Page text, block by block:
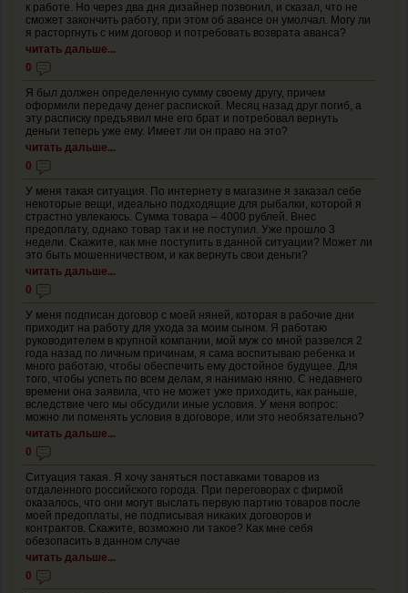
к работе. Но через два дня дизайнер позвонил, и сказал, что не
сможет закончить работу, при этом об авансе он умолчал. Могу ли
я расторгнуть с ним договор и потребовать возврата аванса?
читать дальше...
0
Я был должен определенную сумму своему другу, причем
оформили передачу денег распиской. Месяц назад друг погиб, а
эту расписку предъявил мне его брат и потребовал вернуть
деньги теперь уже ему. Имеет ли он право на это?
читать дальше...
0
У меня такая ситуация. По интернету в магазине я заказал себе
некоторые вещи, идеально подходящие для рыбалки, которой я
страстно увлекаюсь. Сумма товара – 4000 рублей. Внес
предоплату, однако товар так и не поступил. Уже прошло 3
недели. Скажите, как мне поступить в данной ситуации? Может ли
это быть мошенничеством, и как вернуть свои деньги?
читать дальше...
0
У меня подписан договор с моей няней, которая в рабочие дни
приходит на работу для ухода за моим сыном. Я работаю
руководителем в крупной компании, мой муж со мной развелся 2
года назад по личным причинам, я сама воспитываю ребенка и
много работаю, чтобы обеспечить ему достойное будущее. Для
того, чтобы успеть по всем делам, я нанимаю няню. С недавнего
времени она заявила, что не может уже приходить, как раньше,
вследствие чего мы обсудили иные условия. У меня вопрос:
можно ли поменять условия в договоре, или это необязательно?
читать дальше...
0
Ситуация такая. Я хочу заняться поставками товаров из
отдаленного российского города. При переговорах с фирмой
оказалось, что они могут выслать первую партию товаров после
моей предоплаты, не подписывая никаких договоров и
контрактов. Скажите, возможно ли такое? Как мне себя
обезопасить в данном случае
читать дальше...
0